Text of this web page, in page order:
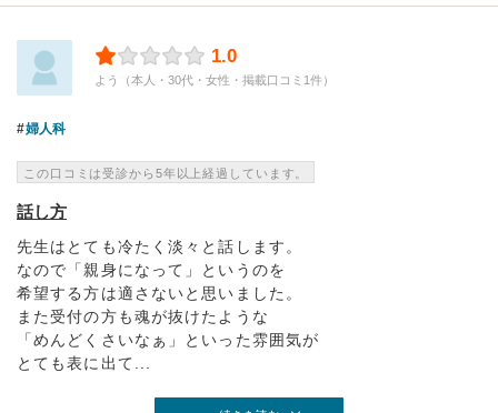
1.0
よう（本人・30代・女性・掲載口コミ1件）
婦人科
この口コミは受診から5年以上経過しています。
話し方
先生はとても冷たく淡々と話します。
なので「親身になって」というのを
希望する方は適さないと思いました。
また受付の方も魂が抜けたような
「めんどくさいなぁ」といった雰囲気が
とても表に出て...